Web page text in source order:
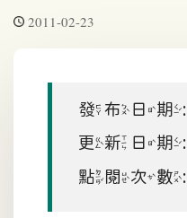
2011-02-23
發布日期
更新日期
點閱次數